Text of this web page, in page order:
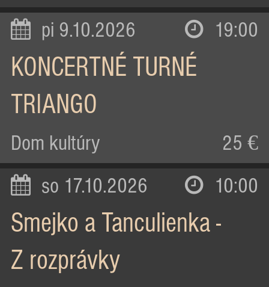
pi 9.10.2026 19:00
KONCERTNÉ TURNÉ
TRIANGO
Dom kultúry 25 €
so 17.10.2026 10:00
Smejko a Tanculienka -
Z rozprávky